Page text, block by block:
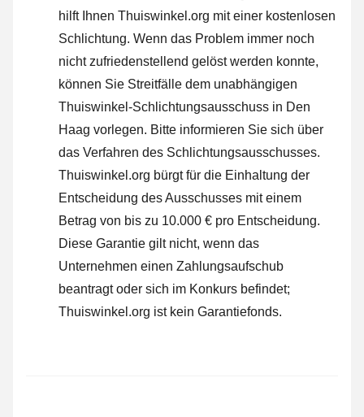
hilft Ihnen Thuiswinkel.org mit einer kostenlosen
Schlichtung. Wenn das Problem immer noch
nicht zufriedenstellend gelöst werden konnte,
können Sie Streitfälle dem unabhängigen
Thuiswinkel-Schlichtungsausschuss in Den
Haag vorlegen. Bitte informieren Sie sich über
das Verfahren des Schlichtungsausschusses.
Thuiswinkel.org bürgt für die Einhaltung der
Entscheidung des Ausschusses mit einem
Betrag von bis zu 10.000 € pro Entscheidung.
Diese Garantie gilt nicht, wenn das
Unternehmen einen Zahlungsaufschub
beantragt oder sich im Konkurs befindet;
Thuiswinkel.org ist kein Garantiefonds.